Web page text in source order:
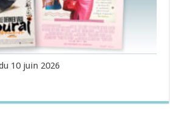
10 juin 2026